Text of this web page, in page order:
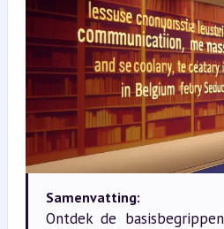
Samenvatting:
Ontdek de